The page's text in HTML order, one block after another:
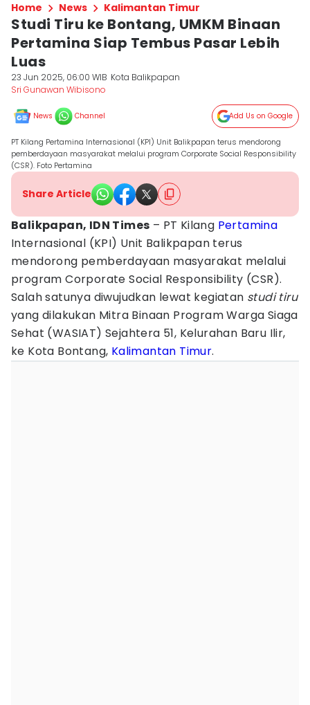
Home News Kalimantan Timur
Studi Tiru ke Bontang, UMKM Binaan
Pertamina Siap Tembus Pasar Lebih
Luas
23 Jun 2025, 06:00 WIB Kota Balikpapan
Sri Gunawan Wibisono
News Channel Add Us on Google
PT Kilang Pertamina Internasional (KPI) Unit Balikpapan terus mendorong
pemberdayaan masyarakat melalui program Corporate Social Responsibility
(CSR). Foto Pertamina
Share Article
Balikpapan, IDN Times – PT Kilang Pertamina
Internasional (KPI) Unit Balikpapan terus
mendorong pemberdayaan masyarakat melalui
program Corporate Social Responsibility (CSR).
Salah satunya diwujudkan lewat kegiatan studi tiru
yang dilakukan Mitra Binaan Program Warga Siaga
Sehat (WASIAT) Sejahtera 51, Kelurahan Baru Ilir,
ke Kota Bontang, Kalimantan Timur.